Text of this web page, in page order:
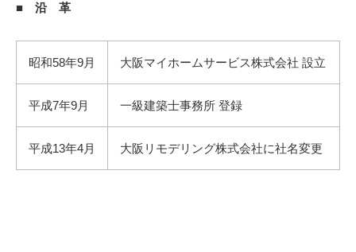
■ 沿 革
昭和58年9月 大阪マイホームサービス株式会社 設立
平成7年9月 一級建築士事務所 登録
平成13年4月 大阪リモデリング株式会社に社名変更